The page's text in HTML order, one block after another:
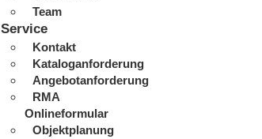
Team
Service
Kontakt
Kataloganforderung
Angebotanforderung
RMA
Onlineformular
Objektplanung